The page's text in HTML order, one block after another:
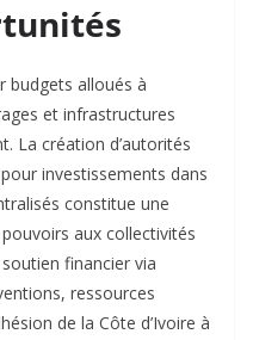
budgets alloués à
et infrastructures
La création d’autorités
investissements dans
constitue une
aux collectivités
financier via
ressources
de la Côte d’Ivoire à